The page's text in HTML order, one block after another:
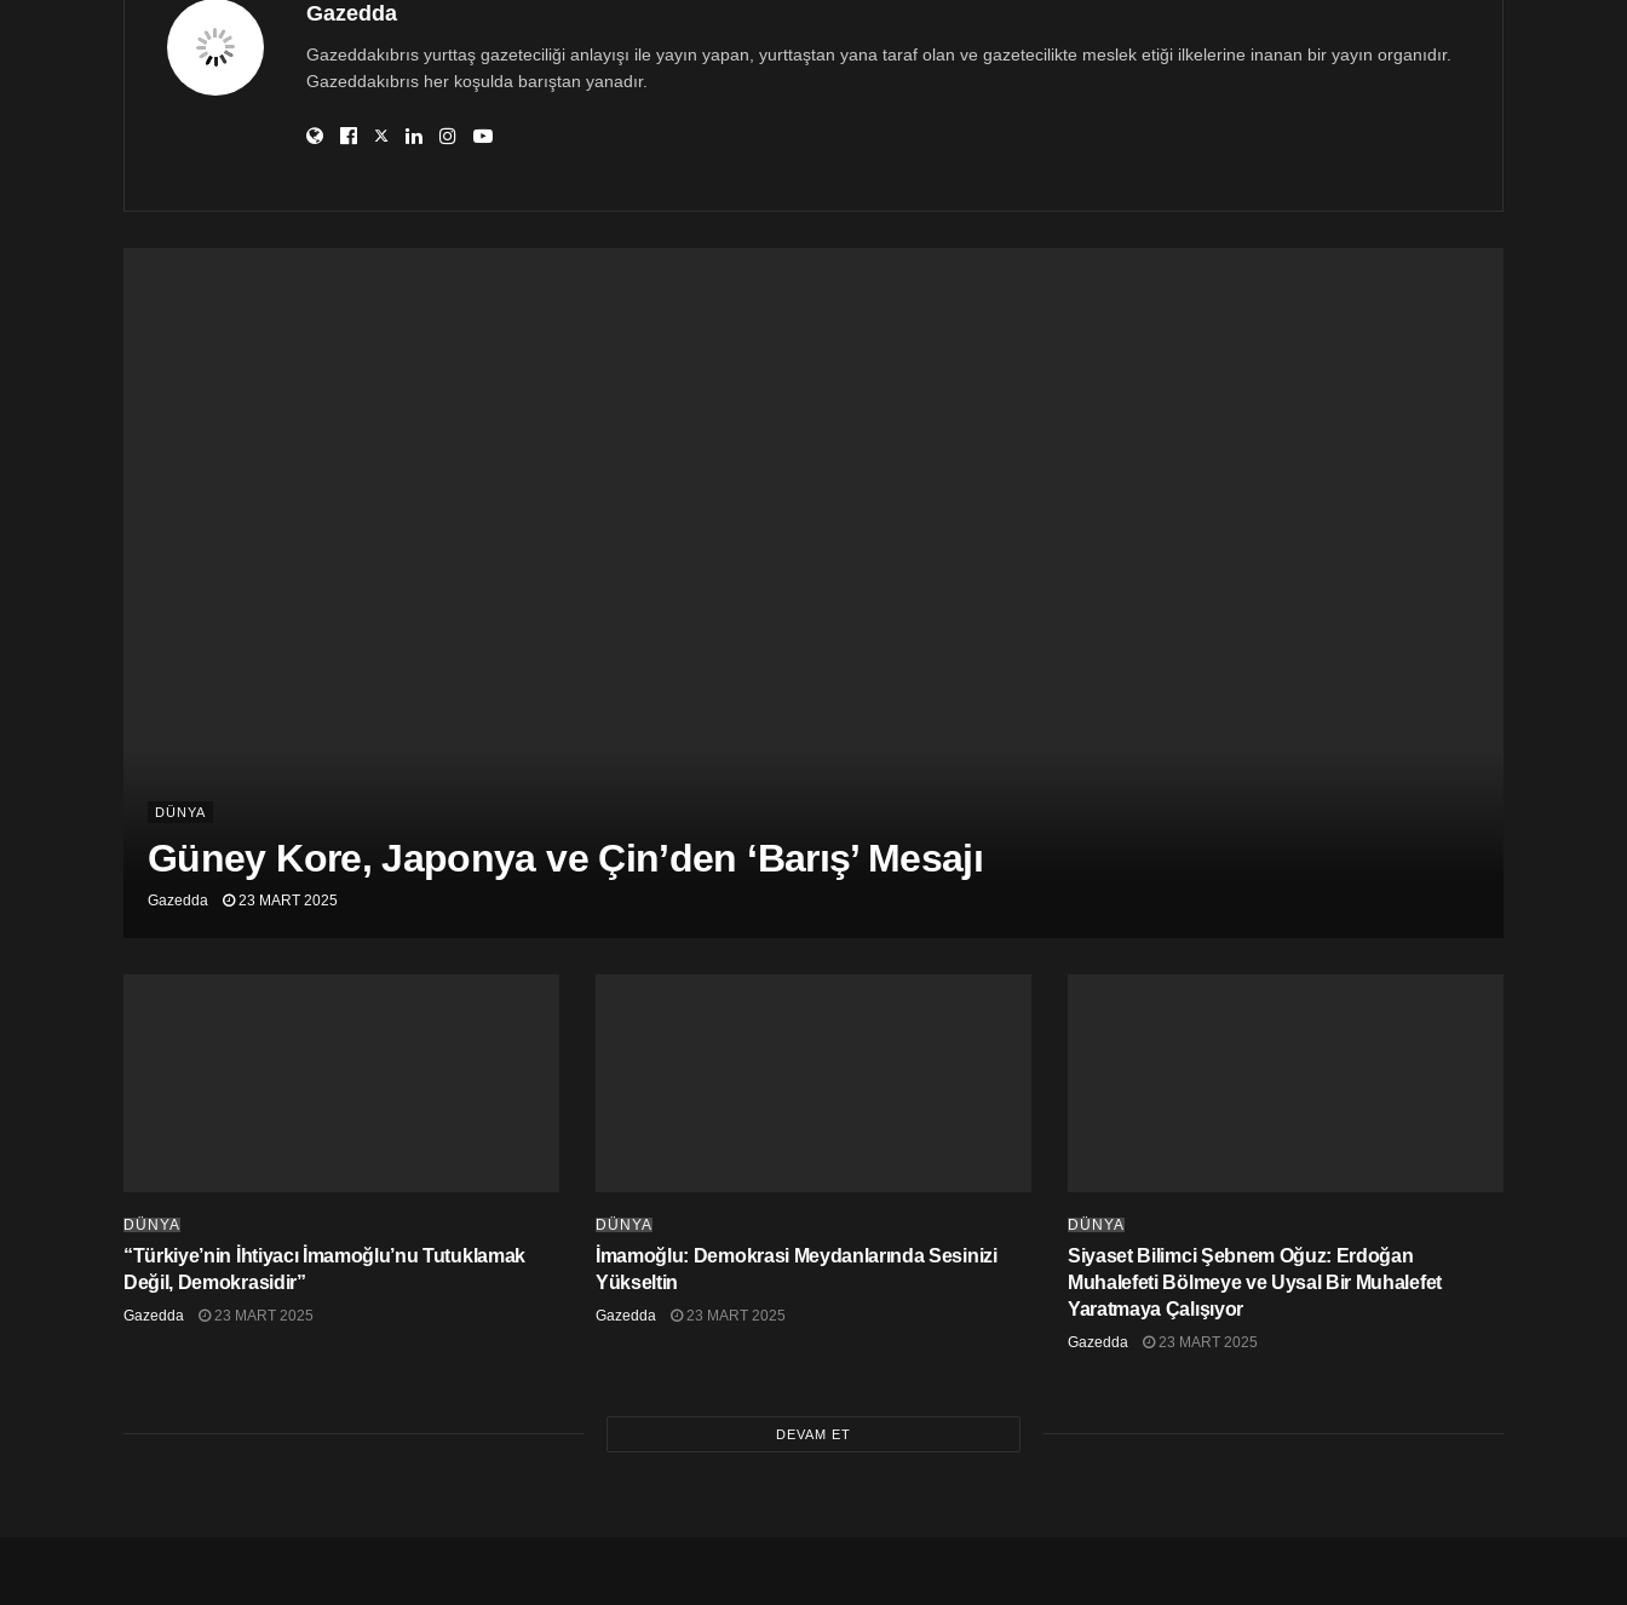
Gazedda
Gazeddakıbrıs yurttaş gazeteciliği anlayışı ile yayın yapan, yurttaştan yana taraf olan ve gazetecilikte meslek etiği ilkelerine inanan bir yayın organıdır.
Gazeddakıbrıs her koşulda barıştan yanadır.
DÜNYA
Güney Kore, Japonya ve Çin’den ‘Barış’ Mesajı
Gazedda 23 MART 2025
DÜNYA
“Türkiye’nin İhtiyacı İmamoğlu’nu Tutuklamak
Değil, Demokrasidir”
Gazedda 23 MART 2025
DÜNYA
İmamoğlu: Demokrasi Meydanlarında Sesinizi
Yükseltin
Gazedda 23 MART 2025
DÜNYA
Siyaset Bilimci Şebnem Oğuz: Erdoğan
Muhalefeti Bölmeye ve Uysal Bir Muhalefet
Yaratmaya Çalışıyor
Gazedda 23 MART 2025
DEVAM ET